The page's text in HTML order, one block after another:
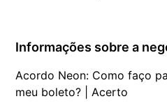
Informações sobre a
Acordo Neon: Como faço
meu boleto? | Acerto